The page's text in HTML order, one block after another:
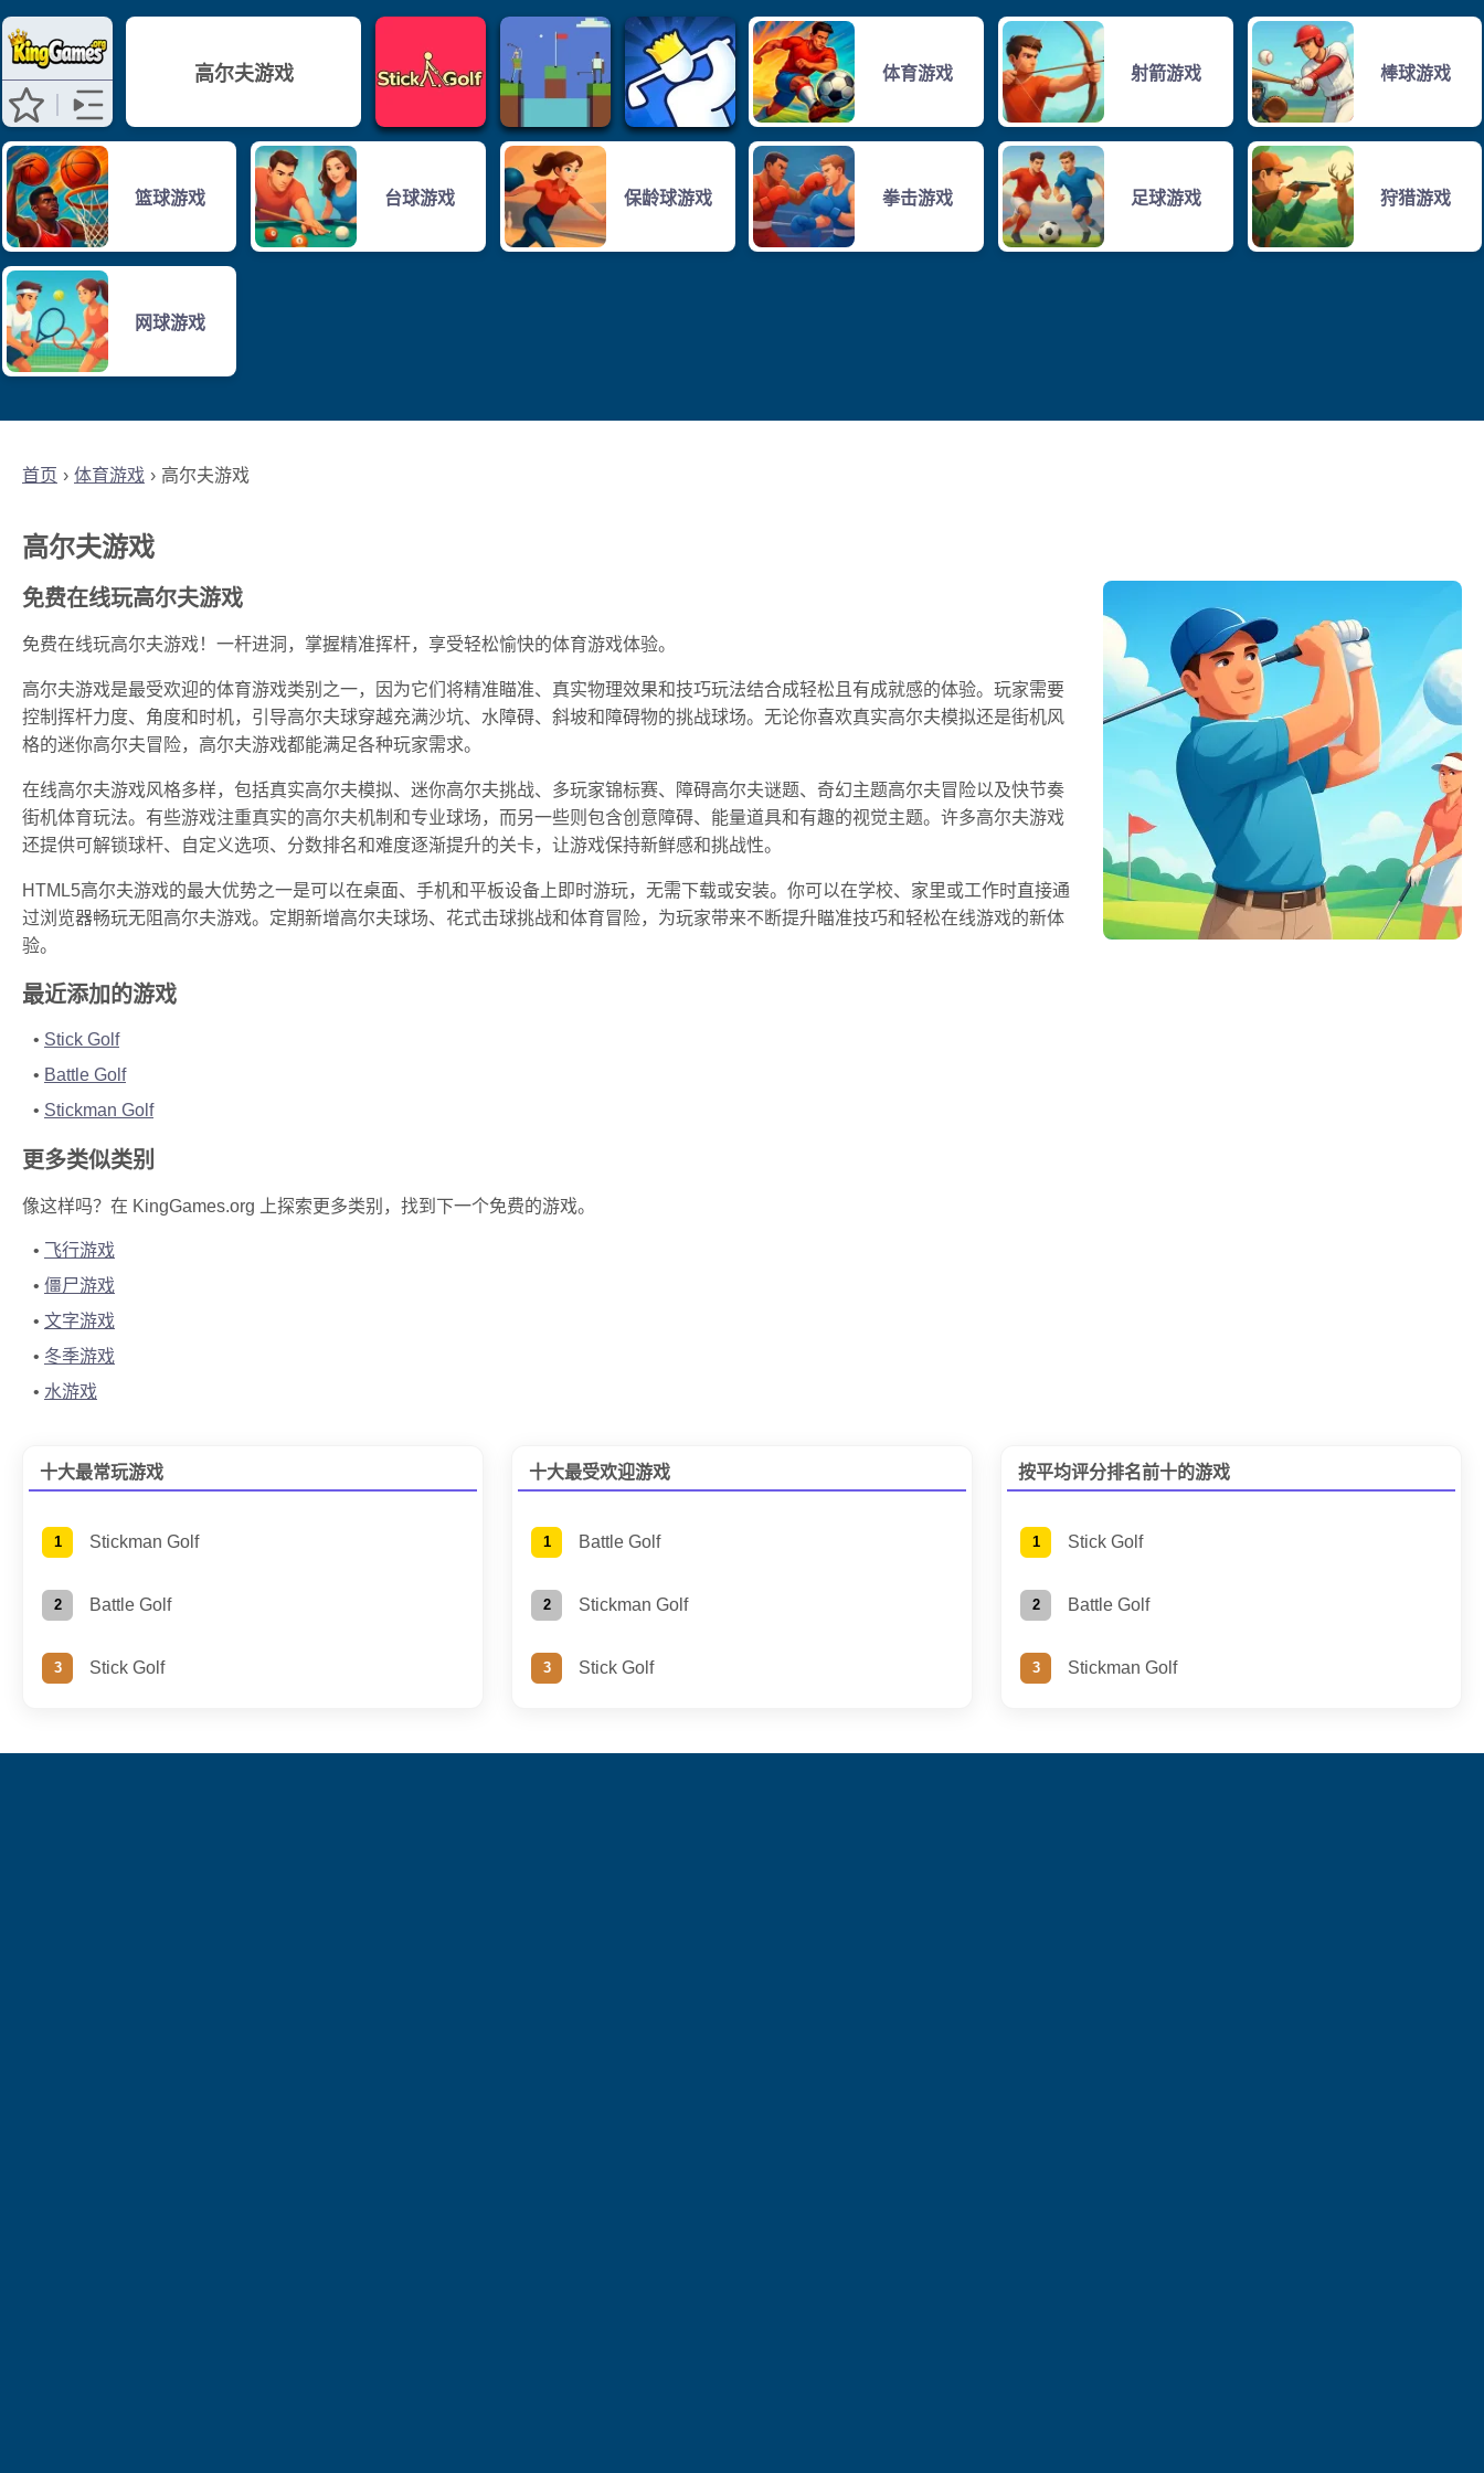
首页 体育游戏 高尔夫游戏
高尔夫游戏
免费在线玩高尔夫游戏
免费在线玩高尔夫游戏！一杆进洞，掌握精准挥杆，享受轻松愉快的体育游戏体验。
高尔夫游戏是最受欢迎的体育游戏类别之一，因为它们将精准瞄准、真实物理效果和技巧玩法结合成轻松且有成就感的体验。玩家需要
控制挥杆力度、角度和时机，引导高尔夫球穿越充满沙坑、水障碍、斜坡和障碍物的挑战球场。无论你喜欢真实高尔夫模拟还是街机风
格的迷你高尔夫冒险，高尔夫游戏都能满足各种玩家需求。
在线高尔夫游戏风格多样，包括真实高尔夫模拟、迷你高尔夫挑战、多玩家锦标赛、障碍高尔夫谜题、奇幻主题高尔夫冒险以及快节奏
街机体育玩法。有些游戏注重真实的高尔夫机制和专业球场，而另一些则包含创意障碍、能量道具和有趣的视觉主题。许多高尔夫游戏
还提供可解锁球杆、自定义选项、分数排名和难度逐渐提升的关卡，让游戏保持新鲜感和挑战性。
HTML5高尔夫游戏的最大优势之一是可以在桌面、手机和平板设备上即时游玩，无需下载或安装。你可以在学校、家里或工作时直接通
过浏览器畅玩无阻高尔夫游戏。定期新增高尔夫球场、花式击球挑战和体育冒险，为玩家带来不断提升瞄准技巧和轻松在线游戏的新体
验。
最近添加的游戏
Stick Golf
Battle Golf
Stickman Golf
更多类似类别
像这样吗？在 KingGames.org 上探索更多类别，找到下一个免费的游戏。
飞行游戏
僵尸游戏
文字游戏
冬季游戏
水游戏
十大最常玩游戏
Stickman Golf
Battle Golf
Stick Golf
十大最受欢迎游戏
Battle Golf
Stickman Golf
Stick Golf
按平均评分排名前十的游戏
Stick Golf
Battle Golf
Stickman Golf
高尔夫游戏 体育游戏 射箭游戏 棒球游戏
篮球游戏 台球游戏 保龄球游戏 拳击游戏 足球游戏 狩猎游戏
网球游戏